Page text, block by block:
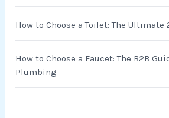
How to Choose a Toilet: The
How to Choose a Faucet: The B2B
Plumbing